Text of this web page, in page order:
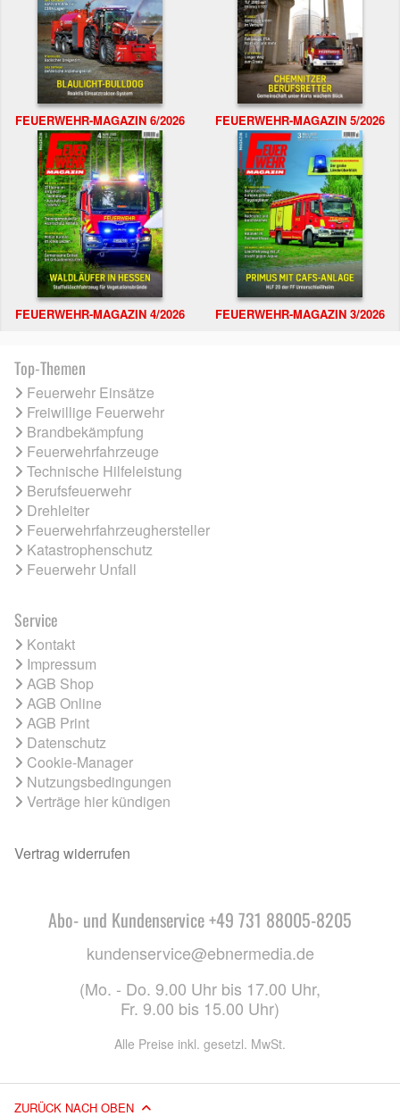
FEUERWEHR-MAGAZIN 6/2026 FEUERWEHR-MAGAZIN 5/2026
FEUERWEHR-MAGAZIN 4/2026 FEUERWEHR-MAGAZIN 3/2026
Top-Themen
Feuerwehr Einsätze
Freiwillige Feuerwehr
Brandbekämpfung
Feuerwehrfahrzeuge
Technische Hilfeleistung
Berufsfeuerwehr
Drehleiter
Feuerwehrfahrzeughersteller
Katastrophenschutz
Feuerwehr Unfall
Service
Kontakt
Impressum
AGB Shop
AGB Online
AGB Print
Datenschutz
Cookie-Manager
Nutzungsbedingungen
Verträge hier kündigen
Vertrag widerrufen
Abo- und Kundenservice +49 731 88005-8205
kundenservice@ebnermedia.de
(Mo. - Do. 9.00 Uhr bis 17.00 Uhr,
Fr. 9.00 bis 15.00 Uhr)
Alle Preise inkl. gesetzl. MwSt.
ZURÜCK NACH OBEN